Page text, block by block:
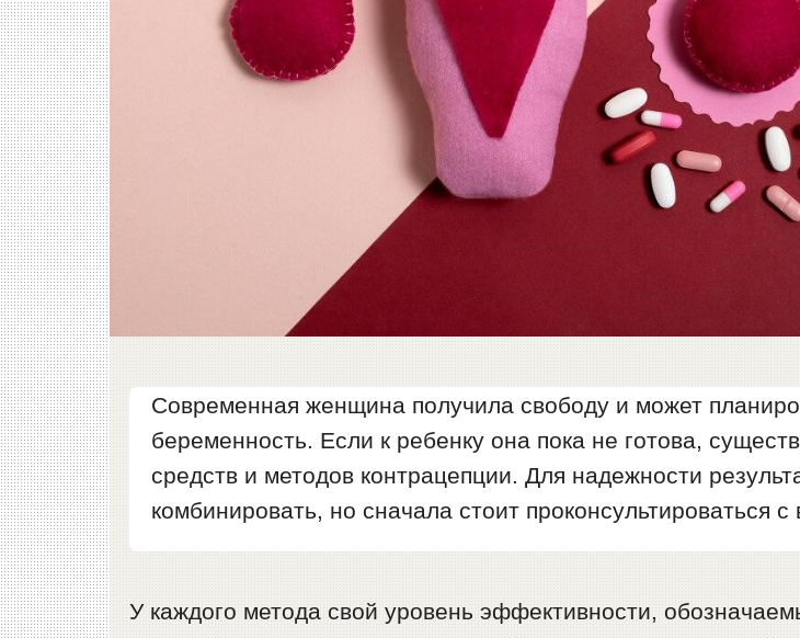
Современная женщина получила свободу и может
беременность. Если к ребенку она пока не готова,
средств и методов контрацепции. Для надежности
комбинировать, но сначала стоит проконсультироваться с
У каждого метода свой уровень эффективности,